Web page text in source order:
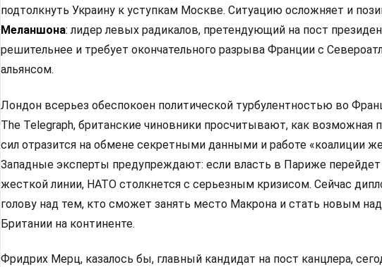
подтолкнуть Украину к уступкам Москве. Ситуацию осложняет и
Меланшона: лидер левых радикалов, претендующий на пост
решительнее и требует окончательного разрыва Франции с
альянсом.
Лондон всерьез обеспокоен политической турбулентностью во
The Telegraph, британские чиновники просчитывают, как возможная
сил отразится на обмене секретными данными и работе «коалиции
Западные эксперты предупреждают: если власть в Париже
жесткой линии, НАТО столкнется с серьезным кризисом. Сейчас
голову над тем, кто сможет занять место Макрона и стать новым
Британии на континенте.
Фридрих Мерц, казалось бы, главный кандидат на пост канцлера,